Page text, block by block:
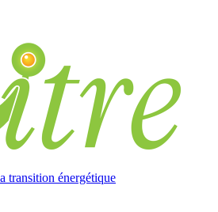
transition énergétique